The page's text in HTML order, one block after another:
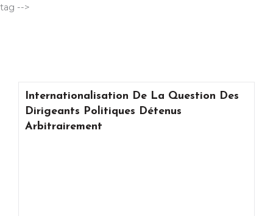
tag -->
Internationalisation De La Question Des
Dirigeants Politiques Détenus
Arbitrairement